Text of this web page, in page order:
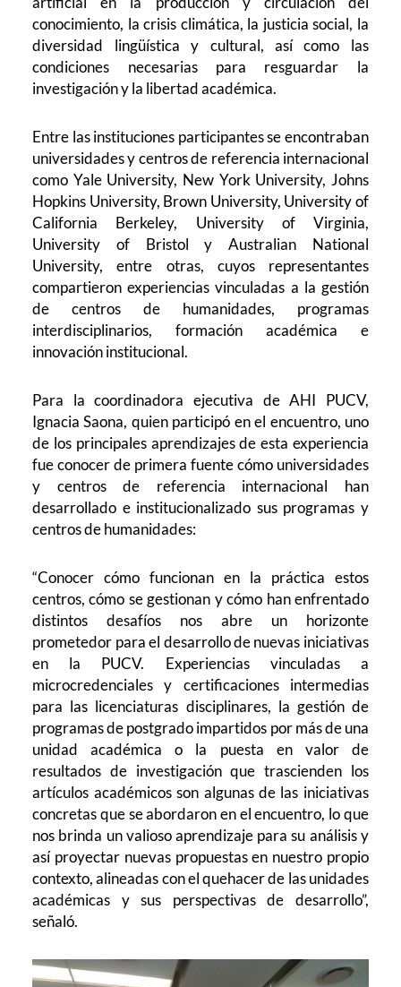
conocimiento, la crisis climática, la justicia social, la
diversidad lingüística y cultural, así como las
condiciones necesarias para resguardar la
investigación y la libertad académica.
Entre las instituciones participantes se encontraban
universidades y centros de referencia internacional
como Yale University, New York University, Johns
Hopkins University, Brown University, University of
California Berkeley, University of Virginia,
University of Bristol y Australian National
University, entre otras, cuyos representantes
compartieron experiencias vinculadas a la gestión
de centros de humanidades, programas
interdisciplinarios, formación académica e
innovación institucional.
Para la coordinadora ejecutiva de AHI PUCV,
Ignacia Saona, quien participó en el encuentro, uno
de los principales aprendizajes de esta experiencia
fue conocer de primera fuente cómo universidades
y centros de referencia internacional han
desarrollado e institucionalizado sus programas y
centros de humanidades:
“Conocer cómo funcionan en la práctica estos
centros, cómo se gestionan y cómo han enfrentado
distintos desafíos nos abre un horizonte
prometedor para el desarrollo de nuevas iniciativas
en la PUCV. Experiencias vinculadas a
microcredenciales y certificaciones intermedias
para las licenciaturas disciplinares, la gestión de
programas de postgrado impartidos por más de una
unidad académica o la puesta en valor de
resultados de investigación que trascienden los
artículos académicos son algunas de las iniciativas
concretas que se abordaron en el encuentro, lo que
nos brinda un valioso aprendizaje para su análisis y
así proyectar nuevas propuestas en nuestro propio
contexto, alineadas con el quehacer de las unidades
académicas y sus perspectivas de desarrollo”,
señaló.